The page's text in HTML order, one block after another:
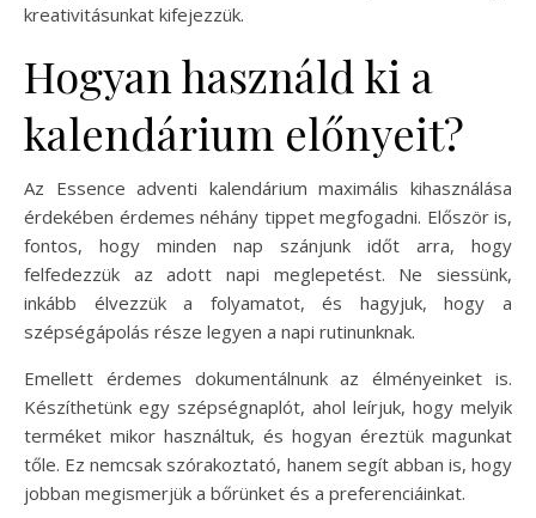
kreativitásunkat kifejezzük.
Hogyan használd ki a
kalendárium előnyeit?
Az Essence adventi kalendárium maximális kihasználása
érdekében érdemes néhány tippet megfogadni. Először is,
fontos, hogy minden nap szánjunk időt arra, hogy
felfedezzük az adott napi meglepetést. Ne siessünk,
inkább élvezzük a folyamatot, és hagyjuk, hogy a
szépségápolás része legyen a napi rutinunknak.
Emellett érdemes dokumentálnunk az élményeinket is.
Készíthetünk egy szépségnaplót, ahol leírjuk, hogy melyik
terméket mikor használtuk, és hogyan éreztük magunkat
tőle. Ez nemcsak szórakoztató, hanem segít abban is, hogy
jobban megismerjük a bőrünket és a preferenciáinkat.